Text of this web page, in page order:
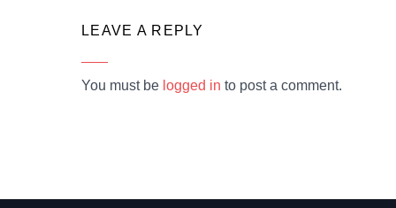
LEAVE A REPLY
You must be logged in to post a comment.